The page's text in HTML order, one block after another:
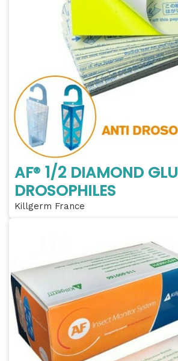
AF® 1/2 DIAMOND GLU
DROSOPHILES
Killgerm France